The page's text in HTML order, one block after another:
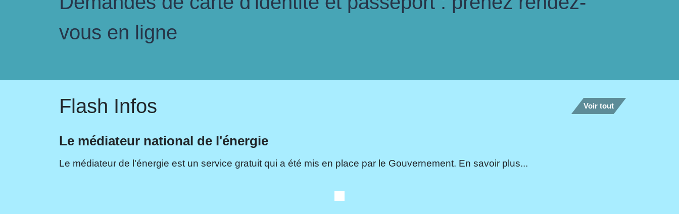
vous en ligne
Flash Infos Voir tout
Le médiateur national de l'énergie
Le médiateur de l'énergie est un service gratuit qui a été mis en place par le Gouvernement. En savoir plus...